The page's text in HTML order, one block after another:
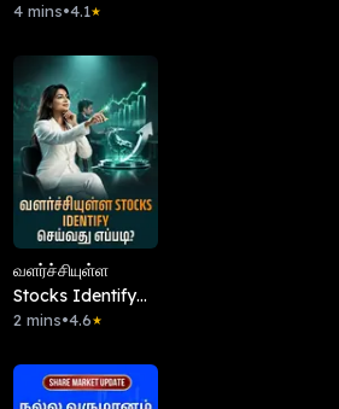
Internet Market!
4 mins•4.1★
வளர்ச்சியுள்ள
Stocks Identify
செய்வது எப்படி?
2 mins•4.6★